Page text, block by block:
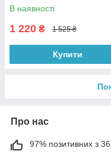
В наявності
1 220 ₴ 1 525 ₴
Купити
Про нас
97% позитивних з 36